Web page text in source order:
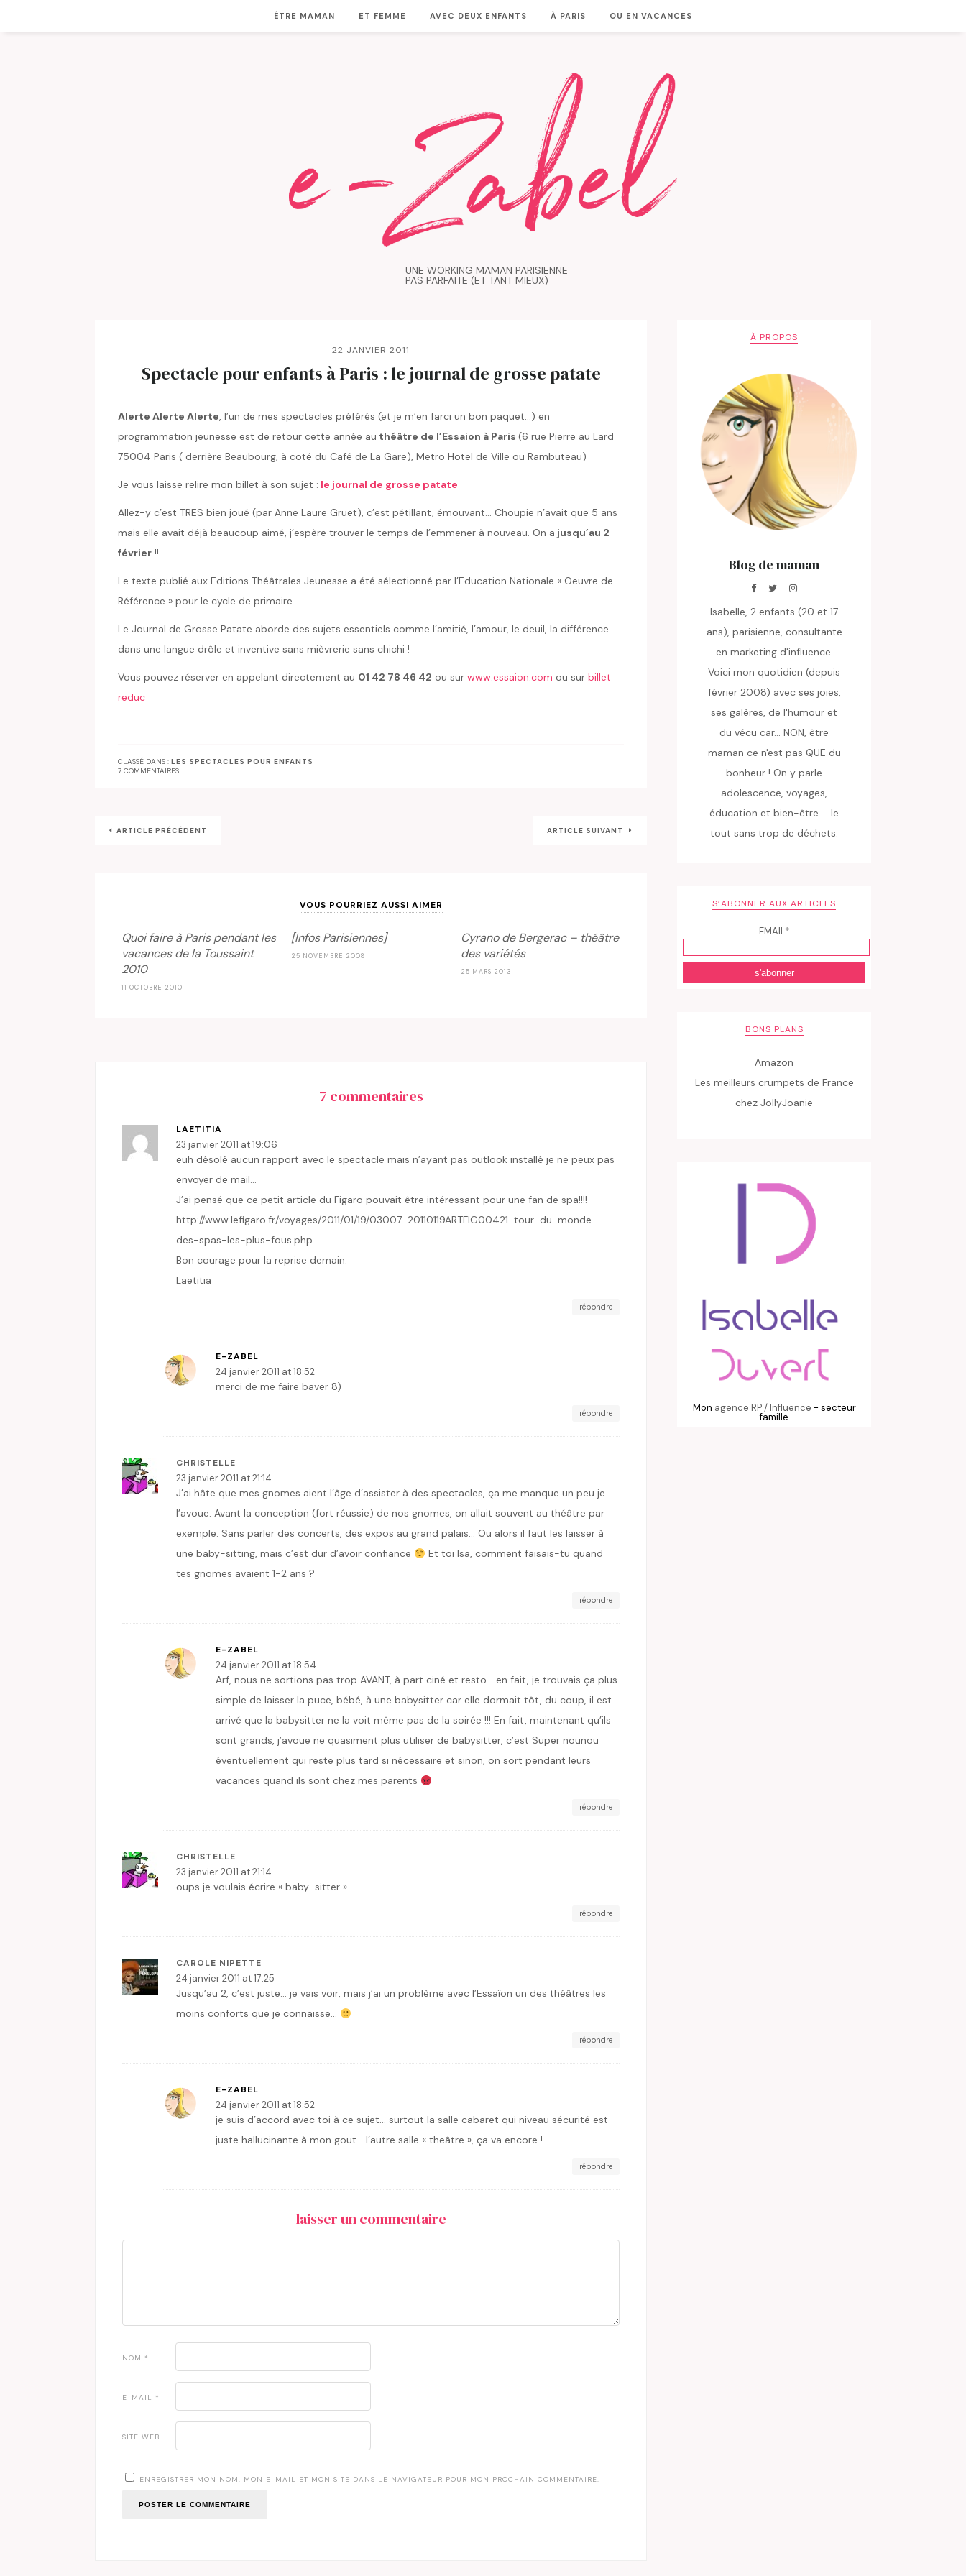
ÊTRE MAMAN ET FEMME AVEC DEUX ENFANTS À PARIS OU EN VACANCES
UNE WORKING MAMAN PARISIENNE
PAS PARFAITE (ET TANT MIEUX)
22 JANVIER 2011
Spectacle pour enfants à Paris : le journal de grosse patate
Alerte Alerte Alerte, l’un de mes spectacles préférés (et je m’en farci un bon paquet…) en
programmation jeunesse est de retour cette année au théâtre de l’Essaion à Paris (6 rue Pierre au Lard
75004 Paris ( derrière Beaubourg, à coté du Café de La Gare), Metro Hotel de Ville ou Rambuteau)
Je vous laisse relire mon billet à son sujet : le journal de grosse patate
Allez-y c’est TRES bien joué (par Anne Laure Gruet), c’est pétillant, émouvant… Choupie n’avait que 5 ans
mais elle avait déjà beaucoup aimé, j’espère trouver le temps de l’emmener à nouveau. On a jusqu’au 2
février !!
Le texte publié aux Editions Théâtrales Jeunesse a été sélectionné par l’Education Nationale « Oeuvre de
Référence » pour le cycle de primaire.
Le Journal de Grosse Patate aborde des sujets essentiels comme l’amitié, l’amour, le deuil, la différence
dans une langue drôle et inventive sans mièvrerie sans chichi !
Vous pouvez réserver en appelant directement au 01 42 78 46 42 ou sur www.essaion.com ou sur billet
reduc
CLASSÉ DANS : LES SPECTACLES POUR ENFANTS
7 COMMENTAIRES
ARTICLE PRÉCÉDENT ARTICLE SUIVANT
VOUS POURRIEZ AUSSI AIMER
Quoi faire à Paris pendant les
vacances de la Toussaint
2010
11 OCTOBRE 2010
[Infos Parisiennes]
25 NOVEMBRE 2008
Cyrano de Bergerac – théâtre
des variétés
25 MARS 2013
7 commentaires
LAETITIA
23 janvier 2011 at 19:06
euh désolé aucun rapport avec le spectacle mais n’ayant pas outlook installé je ne peux pas
envoyer de mail…
J’ai pensé que ce petit article du Figaro pouvait être intéressant pour une fan de spa!!!!
http://www.lefigaro.fr/voyages/2011/01/19/03007-20110119ARTFIG00421-tour-du-monde-
des-spas-les-plus-fous.php
Bon courage pour la reprise demain.
Laetitia
répondre
E-ZABEL
24 janvier 2011 at 18:52
merci de me faire baver 8)
répondre
CHRISTELLE
23 janvier 2011 at 21:14
J’ai hâte que mes gnomes aient l’âge d’assister à des spectacles, ça me manque un peu je
l’avoue. Avant la conception (fort réussie) de nos gnomes, on allait souvent au théâtre par
exemple. Sans parler des concerts, des expos au grand palais… Ou alors il faut les laisser à
une baby-sitting, mais c’est dur d’avoir confiance
Et toi Isa, comment faisais-tu quand
tes gnomes avaient 1-2 ans ?
répondre
E-ZABEL
24 janvier 2011 at 18:54
Arf, nous ne sortions pas trop AVANT, à part ciné et resto… en fait, je trouvais ça plus
simple de laisser la puce, bébé, à une babysitter car elle dormait tôt, du coup, il est
arrivé que la babysitter ne la voit même pas de la soirée !!! En fait, maintenant qu’ils
sont grands, j’avoue ne quasiment plus utiliser de babysitter, c’est Super nounou
éventuellement qui reste plus tard si nécessaire et sinon, on sort pendant leurs
vacances quand ils sont chez mes parents
répondre
CHRISTELLE
23 janvier 2011 at 21:14
oups je voulais écrire « baby-sitter »
répondre
CAROLE NIPETTE
24 janvier 2011 at 17:25
Jusqu’au 2, c’est juste… je vais voir, mais j’ai un problème avec l’Essaïon un des théâtres les
moins conforts que je connaisse…
répondre
E-ZABEL
24 janvier 2011 at 18:52
je suis d’accord avec toi à ce sujet… surtout la salle cabaret qui niveau sécurité est
juste hallucinante à mon gout… l’autre salle « theâtre », ça va encore !
répondre
laisser un commentaire
NOM *
E-MAIL *
SITE WEB
ENREGISTRER MON NOM, MON E-MAIL ET MON SITE DANS LE NAVIGATEUR POUR MON PROCHAIN COMMENTAIRE.
À PROPOS
Blog de maman
Isabelle, 2 enfants (20 et 17
ans), parisienne, consultante
en marketing d'influence.
Voici mon quotidien (depuis
février 2008) avec ses joies,
ses galères, de l'humour et
du vécu car... NON, être
maman ce n'est pas QUE du
bonheur ! On y parle
adolescence, voyages,
éducation et bien-être ... le
tout sans trop de déchets.
S’ABONNER AUX ARTICLES
EMAIL*
BONS PLANS
Amazon
Les meilleurs crumpets de France
chez JollyJoanie
Mon agence RP / Influence - secteur
famille